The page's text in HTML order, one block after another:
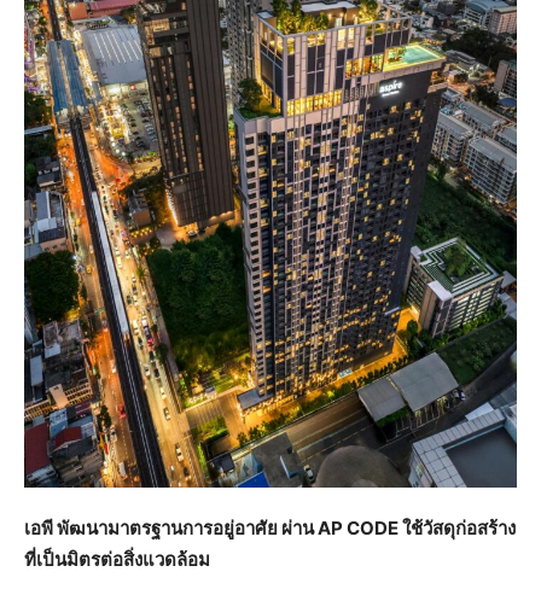
เอพี พัฒนามาตรฐานการอยู่อาศัย ผ่านAP CODE ใช้วัสดุก่อสร้าง
ที่เป็นมิตรต่อสิ่งแวดล้อม